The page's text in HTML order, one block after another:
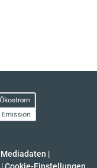
Mediadaten |